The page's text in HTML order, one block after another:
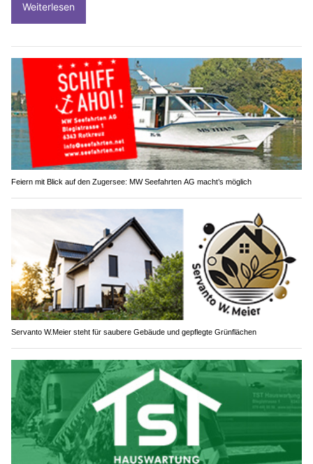
Weiterlesen
Feiern mit Blick auf den Zugersee: MW Seefahrten AG macht’s möglich
Servanto W.Meier steht für saubere Gebäude und gepflegte Grünflächen